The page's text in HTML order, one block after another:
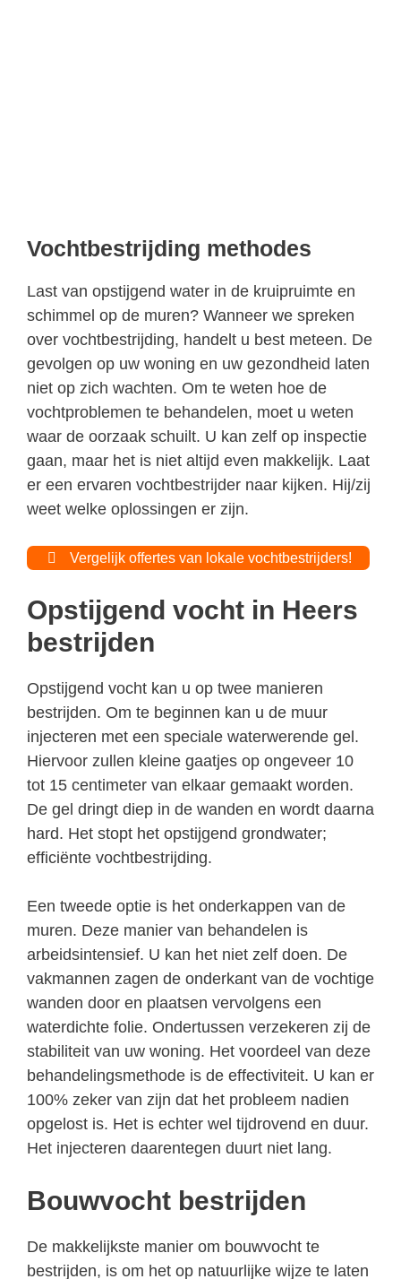
Vochtbestrijding methodes
Last van opstijgend water in de kruipruimte en
schimmel op de muren? Wanneer we spreken
over vochtbestrijding, handelt u best meteen. De
gevolgen op uw woning en uw gezondheid laten
niet op zich wachten. Om te weten hoe de
vochtproblemen te behandelen, moet u weten
waar de oorzaak schuilt. U kan zelf op inspectie
gaan, maar het is niet altijd even makkelijk. Laat
er een ervaren vochtbestrijder naar kijken. Hij/zij
weet welke oplossingen er zijn.
Vergelijk offertes van lokale vochtbestrijders!
Opstijgend vocht in Heers
bestrijden
Opstijgend vocht kan u op twee manieren
bestrijden. Om te beginnen kan u de muur
injecteren met een speciale waterwerende gel.
Hiervoor zullen kleine gaatjes op ongeveer 10
tot 15 centimeter van elkaar gemaakt worden.
De gel dringt diep in de wanden en wordt daarna
hard. Het stopt het opstijgend grondwater;
efficiënte vochtbestrijding.
Een tweede optie is het onderkappen van de
muren. Deze manier van behandelen is
arbeidsintensief. U kan het niet zelf doen. De
vakmannen zagen de onderkant van de vochtige
wanden door en plaatsen vervolgens een
waterdichte folie. Ondertussen verzekeren zij de
stabiliteit van uw woning. Het voordeel van deze
behandelingsmethode is de effectiviteit. U kan er
100% zeker van zijn dat het probleem nadien
opgelost is. Het is echter wel tijdrovend en duur.
Het injecteren daarentegen duurt niet lang.
Bouwvocht bestrijden
De makkelijkste manier om bouwvocht te
bestrijden, is om het op natuurlijke wijze te laten